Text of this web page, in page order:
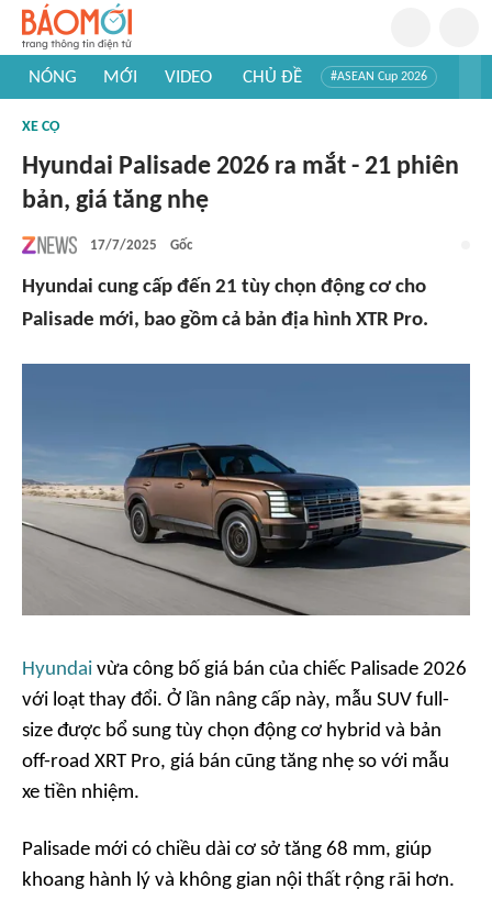
NÓNG MỚI VIDEO CHỦ ĐỀ #ASEAN Cup 2026
#Khám phá thế giới
XE CỘ
Hyundai Palisade 2026 ra mắt - 21 phiên
bản, giá tăng nhẹ
17/7/2025 Gốc
Hyundai cung cấp đến 21 tùy chọn động cơ cho
Palisade mới, bao gồm cả bản địa hình XTR Pro.
Hyundai vừa công bố giá bán của chiếc Palisade 2026
với loạt thay đổi. Ở lần nâng cấp này, mẫu SUV full-
size được bổ sung tùy chọn động cơ hybrid và bản
off-road XRT Pro, giá bán cũng tăng nhẹ so với mẫu
xe tiền nhiệm.
Palisade mới có chiều dài cơ sở tăng 68 mm, giúp
khoang hành lý và không gian nội thất rộng rãi hơn.